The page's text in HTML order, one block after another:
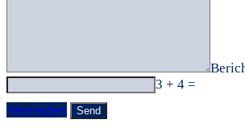
3 + 4 =
Verzenden